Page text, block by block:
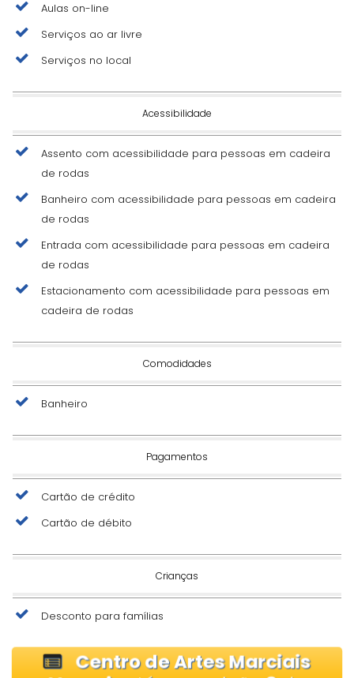
Aulas on-line
Serviços ao ar livre
Serviços no local
Acessibilidade
Assento com acessibilidade para pessoas em cadeira
de rodas
Banheiro com acessibilidade para pessoas em cadeira
de rodas
Entrada com acessibilidade para pessoas em cadeira
de rodas
Estacionamento com acessibilidade para pessoas em
cadeira de rodas
Comodidades
Banheiro
Pagamentos
Cartão de crédito
Cartão de débito
Crianças
Desconto para famílias
Centro de Artes Marciais